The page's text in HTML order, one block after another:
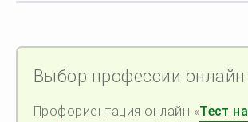
Выбор профессии онлайн
Профориентация онлайн «Тест на